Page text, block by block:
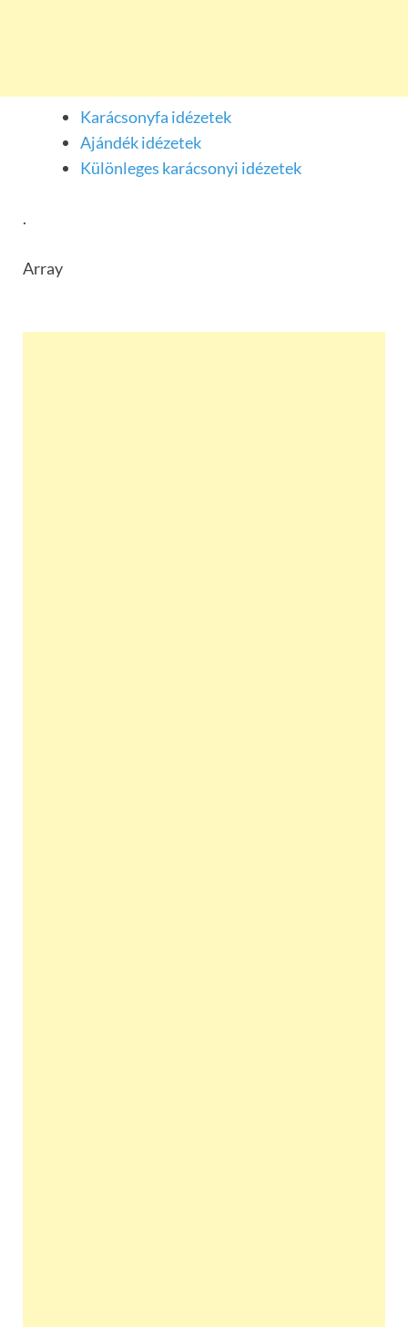
Karácsonyfa idézetek
Ajándék idézetek
Különleges karácsonyi idézetek
.
Array